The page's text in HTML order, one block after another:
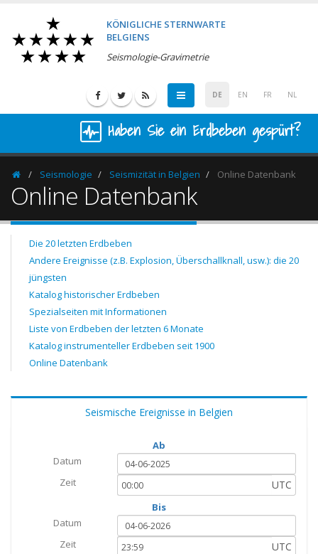
KÖNIGLICHE STERNWARTE
BELGIENS
Seismologie-Gravimetrie
DE EN FR NL
Haben Sie ein Erdbeben gespürt?
HomepageSeismologie Seismizität in Belgien Online Datenbank
Online Datenbank
Die 20 letzten Erdbeben
Andere Ereignisse (z.B. Explosion, Überschallknall, usw.): die 20
jüngsten
Katalog historischer Erdbeben
Spezialseiten mit Informationen
Liste von Erdbeben der letzten 6 Monate
Katalog instrumenteller Erdbeben seit 1900
Online Datenbank
Seismische Ereignisse in Belgien
Ab
Datum
Zeit
UTC
Bis
Datum
Zeit
UTC